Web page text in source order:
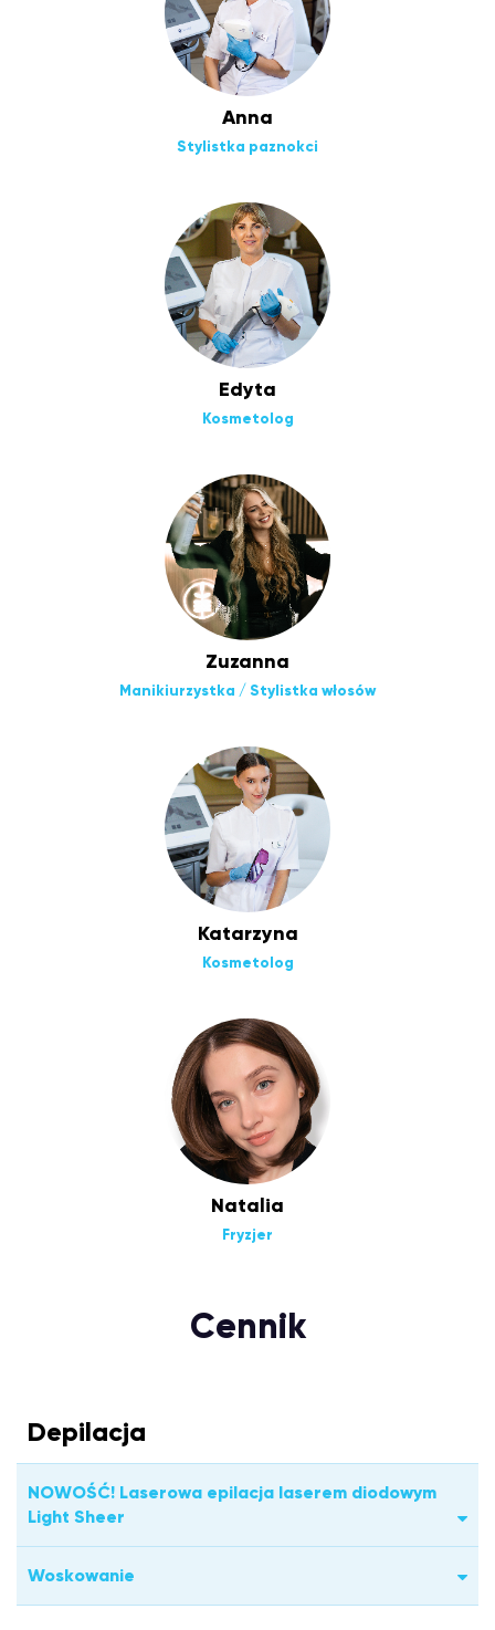
Anna
Stylistka paznokci
Edyta
Kosmetolog
Zuzanna
Manikiurzystka / Stylistka włosów
Katarzyna
Kosmetolog
Natalia
Fryzjer
Cennik
Depilacja
NOWOŚĆ! Laserowa epilacja laserem diodowym
Light Sheer
Woskowanie